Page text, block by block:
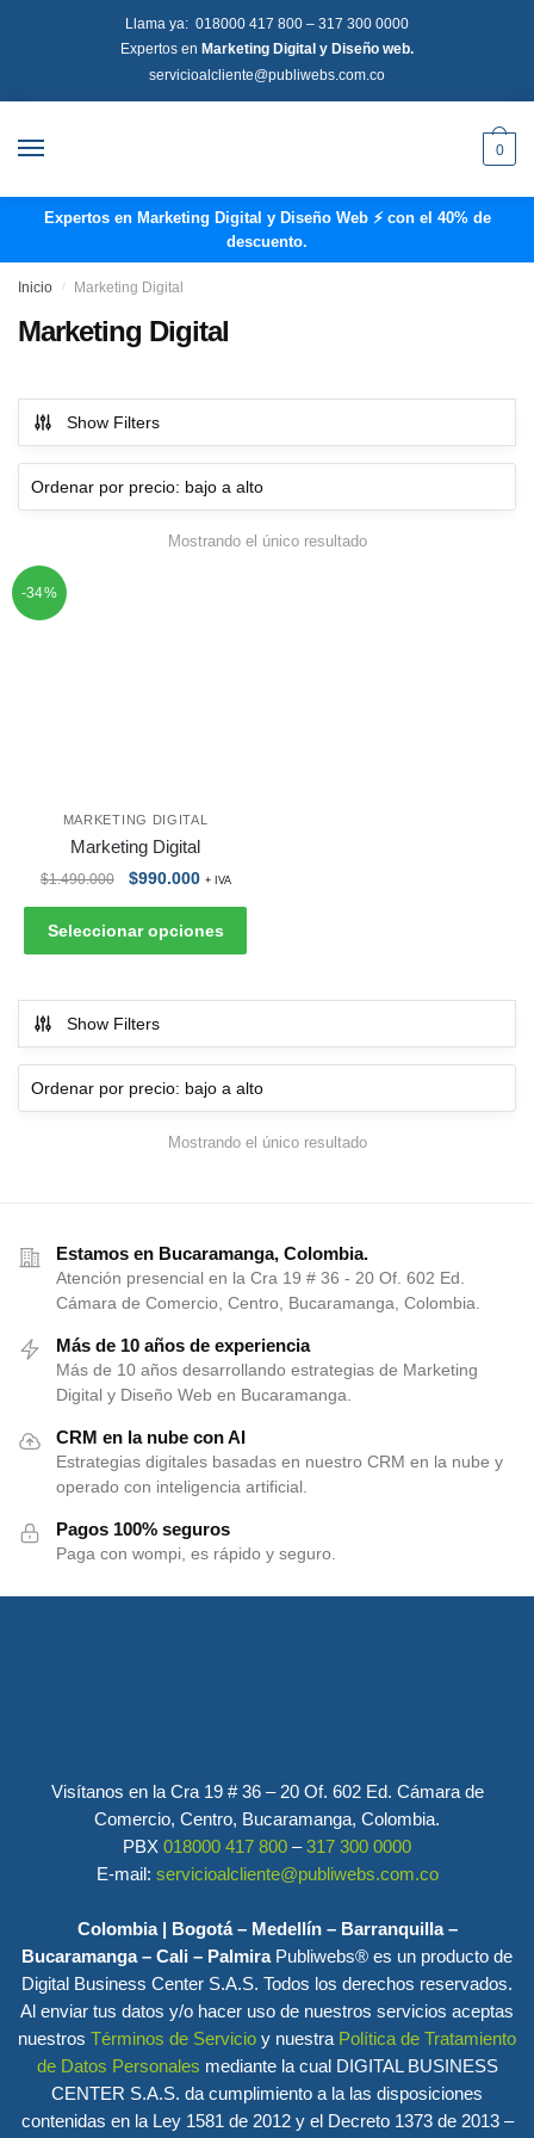
Llama ya: 018000 417 800 – 317 300 0000
Expertos en Marketing Digital y Diseño web.
servicioalcliente@publiwebs.com.co
0
Expertos en Marketing Digital y Diseño Web ⚡ con el 40% de
descuento.
Inicio / Marketing Digital
Marketing Digital
Show Filters
Mostrando el único resultado
-34%
MARKETING DIGITAL
Marketing Digital
$1.490.000 $990.000 + IVA
Seleccionar opciones
Show Filters
Mostrando el único resultado
Estamos en Bucaramanga, Colombia.
Atención presencial en la Cra 19 # 36 - 20 Of. 602 Ed.
Cámara de Comercio, Centro, Bucaramanga, Colombia.
Más de 10 años de experiencia
Más de 10 años desarrollando estrategias de Marketing
Digital y Diseño Web en Bucaramanga.
CRM en la nube con AI
Estrategias digitales basadas en nuestro CRM en la nube y
operado con inteligencia artificial.
Pagos 100% seguros
Paga con wompi, es rápido y seguro.
Visítanos en la Cra 19 # 36 – 20 Of. 602 Ed. Cámara de
Comercio, Centro, Bucaramanga, Colombia.
PBX 018000 417 800 –317 300 0000
E-mail: servicioalcliente@publiwebs.com.co
Colombia | Bogotá – Medellín – Barranquilla –
Bucaramanga – Cali – PalmiraPubliwebs® es un producto de
Digital Business Center S.A.S. Todos los derechos reservados.
Al enviar tus datos y/o hacer uso de nuestros servicios aceptas
nuestros Términos de Servicio y nuestra Política de Tratamiento
de Datos Personales mediante la cual DIGITAL BUSINESS
CENTER S.A.S. da cumplimiento a la las disposiciones
contenidas en la Ley 1581 de 2012 y el Decreto 1373 de 2013 –